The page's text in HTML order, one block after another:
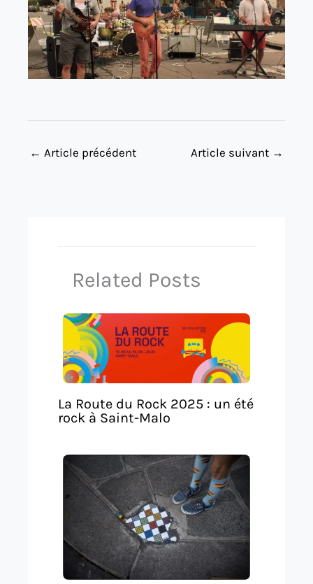
← Article précédent Article suivant →
Related Posts
La Route du Rock 2025 : un été
rock à Saint-Malo